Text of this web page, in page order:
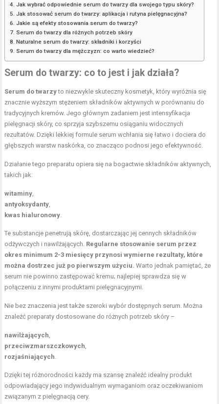
Jak wybrać odpowiednie serum do twarzy dla swojego typu skóry?
Jak stosować serum do twarzy: aplikacja i rutyna pielęgnacyjna?
Jakie są efekty stosowania serum do twarzy?
Serum do twarzy dla różnych potrzeb skóry
Naturalne serum do twarzy: składniki i korzyści
Serum do twarzy dla mężczyzn: co warto wiedzieć?
Serum do twarzy: co to jest i jak działa?
Serum do twarzyto niezwykle skuteczny kosmetyk, który wyróżnia się
znacznie wyższym stężeniem składników aktywnych w porównaniu do
tradycyjnych kremów. Jego głównym zadaniem jest intensyfikacja
pielęgnacji skóry, co sprzyja szybszemu osiąganiu widocznych
rezultatów. Dzięki lekkiej formule serum wchłania się łatwo i dociera do
głębszych warstw naskórka, co znacząco podnosi jego efektywność.
Działanie tego preparatu opiera się na bogactwie składników aktywnych,
takich jak:
witaminy
antyoksydanty
kwas hialuronowy
Te substancje penetrują skórę, dostarczając jej cennych składników
odżywczych i nawilżających. Regularne stosowanie serum przez
okres minimum 2-3 miesięcy przynosi wymierne rezultaty, które
można dostrzec już po pierwszym użyciu. Warto jednak pamiętać, że
serum nie powinno zastępować kremu; najlepiej sprawdza się w
połączeniu z innymi produktami pielęgnacyjnymi.
Nie bez znaczenia jest także szeroki wybór dostępnych serum. Można
znaleźć preparaty dostosowane do różnych potrzeb skóry –
nawilżających
przeciwzmarszczkowych
rozjaśniających
Dzięki tej różnorodności każdy ma szansę znaleźć idealny produkt
odpowiadający jego indywidualnym wymaganiom oraz oczekiwaniom
związanym z pielęgnacją cery.